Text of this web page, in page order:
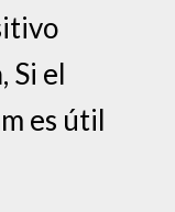
Si el
es útil